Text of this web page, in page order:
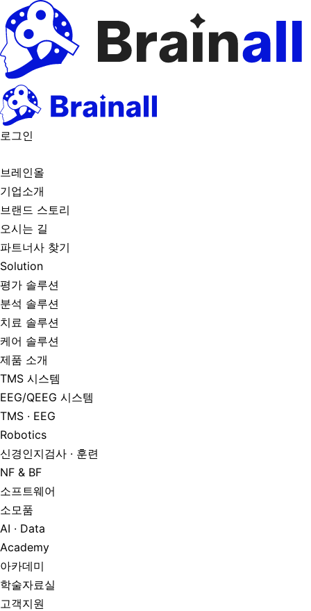
로그인
브레인올
기업소개
브랜드 스토리
오시는 길
파트너사 찾기
Solution
평가 솔루션
분석 솔루션
치료 솔루션
케어 솔루션
제품 소개
TMS 시스템
EEG/QEEG 시스템
TMS · EEG
Robotics
신경인지검사 · 훈련
NF & BF
소프트웨어
소모품
AI · Data
Academy
아카데미
학술자료실
고객지원